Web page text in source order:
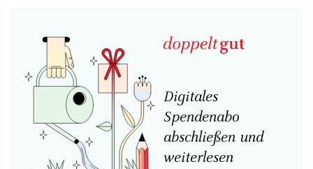
Digitales
Spendenabo
abschließen und
weiterlesen